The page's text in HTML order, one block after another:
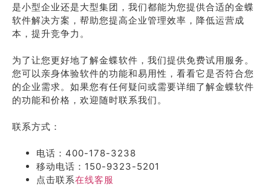
是小型企业还是大型集团，我们都能为您提供合适的金蝶
软件解决方案，帮助您提高企业管理效率，降低运营成
本，提升竞争力。
为了让您更好地了解金蝶软件，我们提供免费试用服务。
您可以亲身体验软件的功能和易用性，看看它是否符合您
的企业需求。如果您有任何疑问或需要详细了解金蝶软件
的功能和价格，欢迎随时联系我们。
联系方式：
电话：400-178-3238
移动电话：150-9323-5201
点击联系在线客服